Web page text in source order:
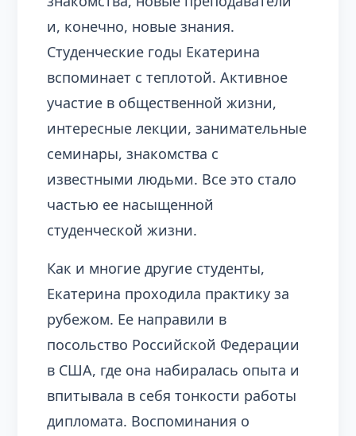
и, конечно, новые знания.
Студенческие годы Екатерина
вспоминает с теплотой. Активное
участие в общественной жизни,
интересные лекции, занимательные
семинары, знакомства с
известными людьми. Все это стало
частью ее насыщенной
студенческой жизни.
Как и многие другие студенты,
Екатерина проходила практику за
рубежом. Ее направили в
посольство Российской Федерации
в США, где она набиралась опыта и
впитывала в себя тонкости работы
дипломата. Воспоминания о